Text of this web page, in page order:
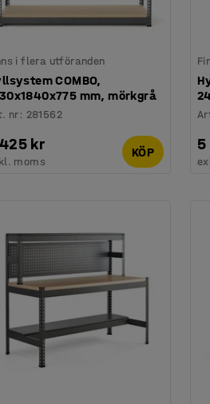
i flera utföranden
COMBO,
mm, mörkgrå
nr: 281562
kr
moms
KÖP 5